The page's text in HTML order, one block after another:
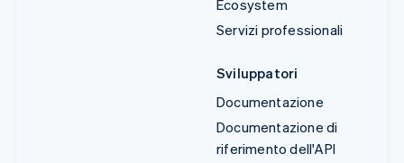
Ecosystem
Servizi professionali
Sviluppatori
Documentazione
Documentazione di
riferimento dell'API